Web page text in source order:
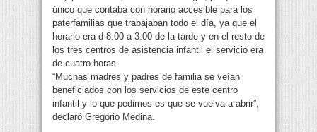
único que contaba con horario accesible para los
paterfamilias que trabajaban todo el día, ya que el
horario era d 8:00 a 3:00 de la tarde y en el resto de
los tres centros de asistencia infantil el servicio era
de cuatro horas.
“Muchas madres y padres de familia se veían
beneficiados con los servicios de este centro
infantil y lo que pedimos es que se vuelva a abrir”,
declaró Gregorio Medina.